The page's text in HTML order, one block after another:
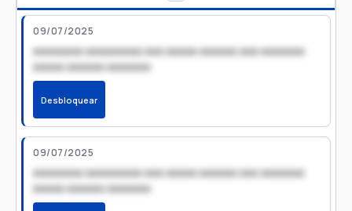
09/07/2025
xxxxxxxx xxxxxxxxx xxx xxxxx xxxxxx xxx xxxxxxx
xxxxx xxxxxx xxxxxxx
Desbloquear
09/07/2025
xxxxxxxx xxxxxxxxx xxx xxxxx xxxxxx xxx xxxxxxx
xxxxx xxxxxx xxxxxxx